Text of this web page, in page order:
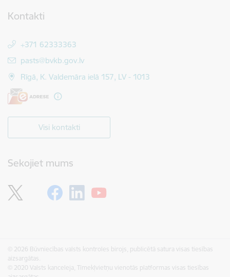
Kontakti
+371 62333363
E-pasts:
pasts@bvkb.gov.lv
Rīgā, K. Valdemāra ielā 157, LV - 1013
Visi kontakti
Sekojiet mums
© 2026 Būvniecības valsts kontroles birojs, publicētā satura visas tiesības
aizsargātas.
© 2020 Valsts kanceleja, Tīmekļvietņu vienotās platformas visas tiesības